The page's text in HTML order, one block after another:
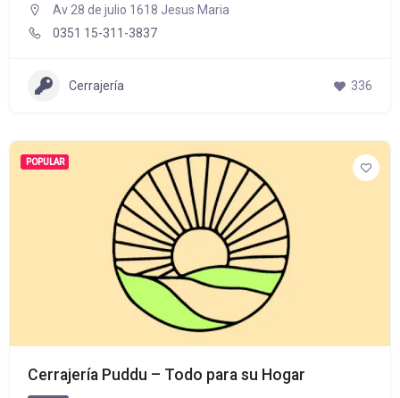
Av 28 de julio 1618 Jesus Maria
0351 15-311-3837
Cerrajería 336
POPULAR
Cerrajería Puddu – Todo para su Hogar